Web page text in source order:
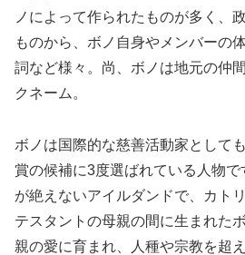
ノによって作られたものが多く、
ものから、ボノ自身やメンバーの
詞など様々。尚、ボノは地元の仲
クネーム。
ボノは国際的な慈善活動家として
賞の候補に3度選ばれている人物
が絶えないアイルダンドで、カト
テスタントの母親の間に生まれた
親の愛に育まれ、人種や宗教を超